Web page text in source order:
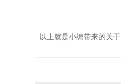
以上就是小编带来的关于